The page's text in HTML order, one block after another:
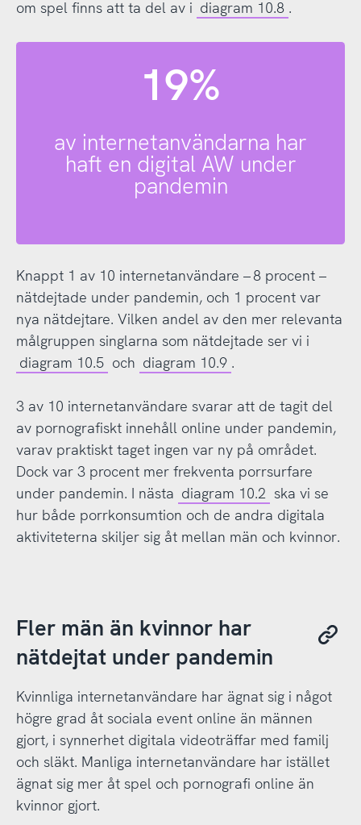
om spel finns att ta del av i diagram 10.8 .
19%
av internetanvändarna har
haft en digital AW under
pandemin
Knappt 1 av 10 internetanvändare – 8 procent –
nätdejtade under pandemin, och 1 procent var
nya nätdejtare. Vilken andel av den mer relevanta
målgruppen singlarna som nätdejtade ser vi i
diagram 10.5 och diagram 10.9 .
3 av 10 internetanvändare svarar att de tagit del
av pornografiskt innehåll online under pandemin,
varav praktiskt taget ingen var ny på området.
Dock var 3 procent mer frekventa porrsurfare
under pandemin. I nästa diagram 10.2 ska vi se
hur både porrkonsumtion och de andra digitala
aktiviteterna skiljer sig åt mellan män och kvinnor.
Fler män än kvinnor har
nätdejtat under pandemin
Kvinnliga internetanvändare har ägnat sig i något
högre grad åt sociala event online än männen
gjort, i synnerhet digitala videoträffar med familj
och släkt. Manliga internetanvändare har istället
ägnat sig mer åt spel och pornografi online än
kvinnor gjort.